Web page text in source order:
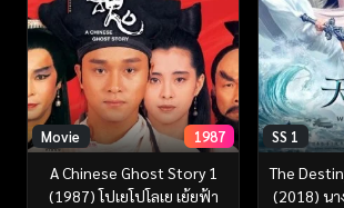
Movie 1987
A Chinese Ghost Story 1
(1987) โปเยโปโลเย เย้ยฟ้า
SS 1
The
(2018) น